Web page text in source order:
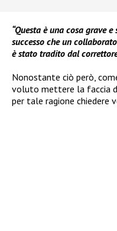
“Questa è una cosa grave
successo che un
è stato tradito dal
Nonostante ciò però,
voluto mettere la faccia
per tale ragione chiedere